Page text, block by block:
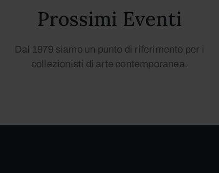
Prossimi Eventi
Dal 1979 siamo un punto di riferimento per i
collezionisti di arte contemporanea.